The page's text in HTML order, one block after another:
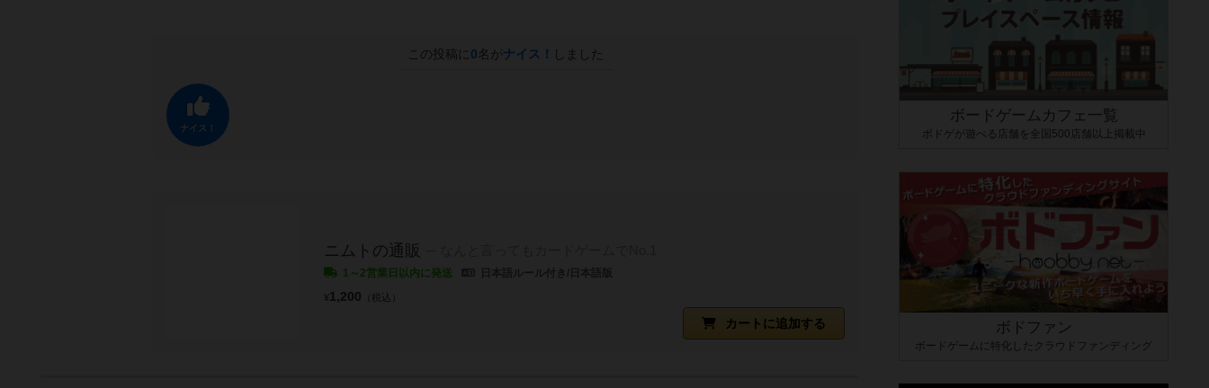
この投稿に 0名がナイス！ しました
ナイス！
ニムトの通販
1～2営業日以内に発送
カートに追加する
¥1,200 （税込）
ボードゲームカフェ一覧
ボドゲが遊べる店舗を全国500店舗以上掲載中
ボドファン
ボードゲームに特化したクラウドファンディング